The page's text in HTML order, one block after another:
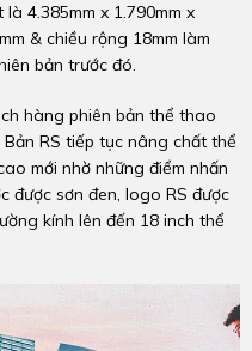
4.385mm x 1.790mm x
& chiều rộng 18mm làm
bản trước đó.
hàng phiên bản thể thao
RS tiếp tục nâng chất thể
mới nhờ những điểm nhấn
được sơn đen, logo RS được
kính lên đến 18 inch thể